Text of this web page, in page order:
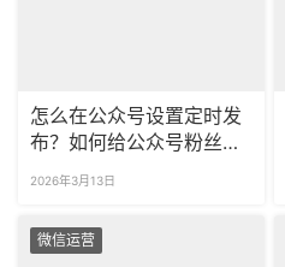
怎么在公众号设置定时发
布？如何给公众号粉丝分
2026年3月13日
微信运营